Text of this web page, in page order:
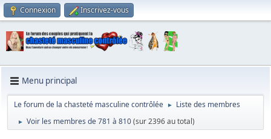
Connexion Inscrivez-vous
Menu principal
Le forum de la chasteté masculine contrôlée ► Liste des membres
► Voir les membres de 781 à 810(sur 2396 au total)